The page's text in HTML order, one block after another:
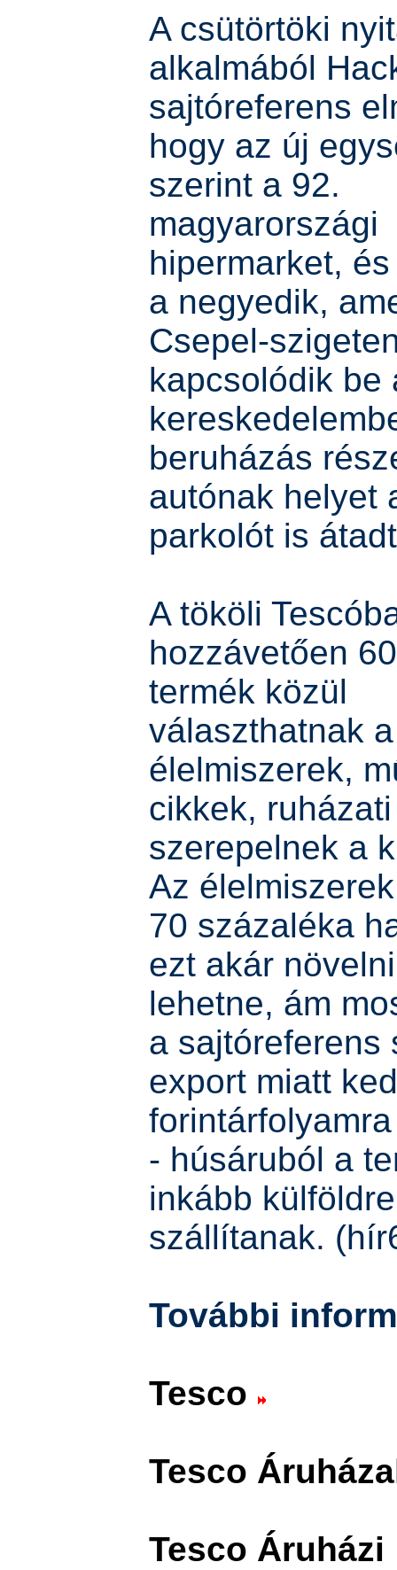
A csütörtöki
alkalmából
sajtóreferens
hogy az új
szerint a 92.
magyarországi
hipermarket,
a negyedik,
Csepel-
kapcsolódik be
beruházás
autónak helyet
parkolót is
A tököli
hozzávetően
termék közül
választhatnak
élelmiszerek,
cikkek,
szerepelnek a
Az
70 százaléka
ezt akár
lehetne, ám
a sajtóreferens
export miatt
- húsáruból a
inkább külföldre
szállítanak.
További
Tesco
Tesco
Tesco Áruházi